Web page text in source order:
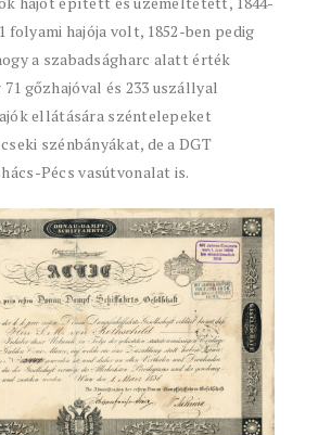
folyami hajója volt, 1852-ben pedig
a szabadságharc alatt érték
gőzhajóval és 233 uszállyal
ellátására széntelepeket
szénbányákat, de a DGT
Pécs vasútvonalat is.